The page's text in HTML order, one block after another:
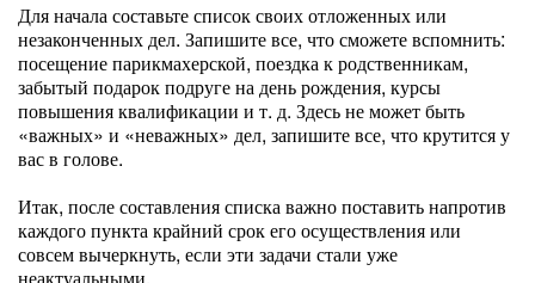
Для начала составьте список своих отложенных или
незаконченных дел. Запишите все, что сможете вспомнить:
посещение парикмахерской, поездка к родственникам,
забытый подарок подруге на день рождения, курсы
повышения квалификации и т. д. Здесь не может быть
«важных» и «неважных» дел, запишите все, что крутится у
вас в голове.
Итак, после составления списка важно поставить напротив
каждого пункта крайний срок его осуществления или
совсем вычеркнуть, если эти задачи стали уже